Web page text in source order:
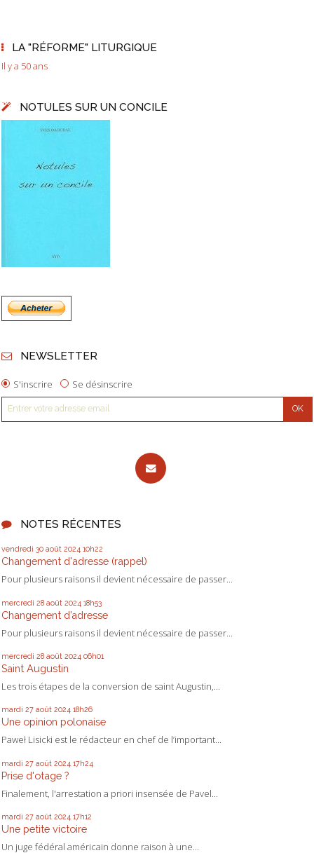
LA "RÉFORME" LITURGIQUE
Il y a 50 ans
NOTULES SUR UN CONCILE
NEWSLETTER
S'inscrire Se désinscrire
NOTES RÉCENTES
vendredi 30 août 2024 10h22
Changement d'adresse (rappel)
Pour plusieurs raisons il devient nécessaire de passer...
mercredi 28 août 2024 18h53
Changement d’adresse
Pour plusieurs raisons il devient nécessaire de passer...
mercredi 28 août 2024 06h01
Saint Augustin
Les trois étapes de la conversion de saint Augustin,...
mardi 27 août 2024 18h26
Une opinion polonaise
Paweł Lisicki est le rédacteur en chef de l’important...
mardi 27 août 2024 17h24
Prise d'otage ?
Finalement, l'arrestation a priori insensée de Pavel...
mardi 27 août 2024 17h12
Une petite victoire
Un juge fédéral américain donne raison à une...